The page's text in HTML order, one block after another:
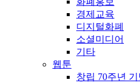
경제교육
디지털화폐
소셜미디어
기타
웹툰
창립 70주년